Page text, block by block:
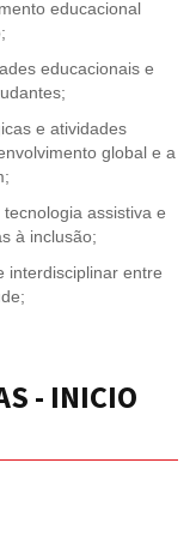
educacional
educacionais e
e atividades
global e a
assistiva e
à inclusão;
interdisciplinar entre
- INICIO